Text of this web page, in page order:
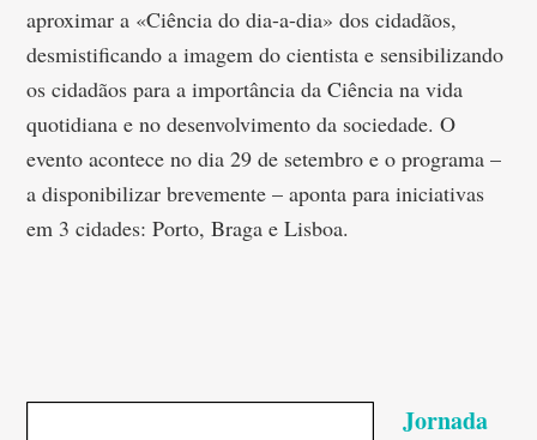
aproximar a «Ciência do dia-a-dia» dos cidadãos,
desmistificando a imagem do cientista e sensibilizando
os cidadãos para a importância da Ciência na vida
quotidiana e no desenvolvimento da sociedade. O
evento acontece no dia 29 de setembro e o programa –
a disponibilizar brevemente – aponta para iniciativas
em 3 cidades: Porto, Braga e Lisboa.
Jornada